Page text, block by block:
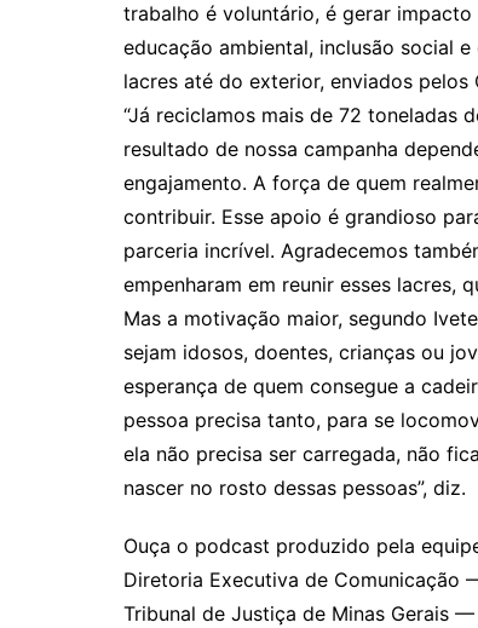
trabalho é voluntário, é gerar
educação ambiental, inclusão social
lacres até do exterior, enviados
“Já reciclamos mais de 72 toneladas
resultado de nossa campanha
engajamento. A força de quem
contribuir. Esse apoio é grandioso
parceria incrível. Agradecemos
empenharam em reunir esses lacres,
Mas a motivação maior, segundo
sejam idosos, doentes, crianças ou
esperança de quem consegue a
pessoa precisa tanto, para se
ela não precisa ser carregada, não
nascer no rosto dessas pessoas”, diz.
Ouça o podcast produzido pela
Diretoria Executiva de Comunicação
Tribunal de Justiça de Minas Gerais —